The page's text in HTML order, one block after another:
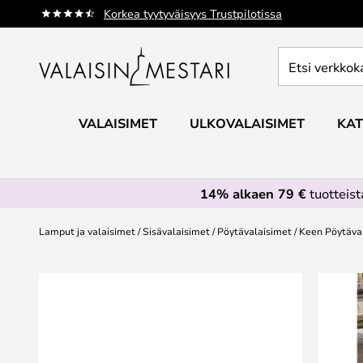
Korkea tyytyväisyys Trustpilotissa
Skip
to
verkkokaupan
VALAISIMET ULKOVALAISIMET
14% alkaen 79 €
Lamput ja valaisimet Sisävalaisimet Pöytävalaisimet Keen